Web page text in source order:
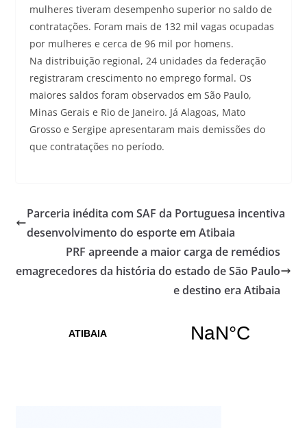
mulheres tiveram desempenho superior no saldo de
contratações. Foram mais de 132 mil vagas ocupadas
por mulheres e cerca de 96 mil por homens.
Na distribuição regional, 24 unidades da federação
registraram crescimento no emprego formal. Os
maiores saldos foram observados em São Paulo,
Minas Gerais e Rio de Janeiro. Já Alagoas, Mato
Grosso e Sergipe apresentaram mais demissões do
que contratações no período.
Parceria inédita com SAF da Portuguesa incentiva
desenvolvimento do esporte em Atibaia
PRF apreende a maior carga de remédios
emagrecedores da história do estado de São Paulo
e destino era Atibaia